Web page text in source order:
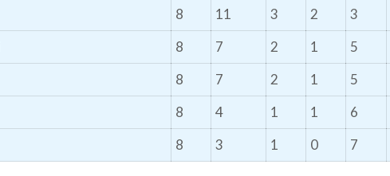
8 11 3 2 3
8 7 2 1 5
8 7 2 1 5
8 4 1 1 6
8 3 1 0 7